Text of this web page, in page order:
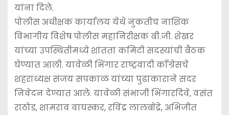
यांना दिले.
पोलीस अधीक्षक कार्यालय येथे नुकतीच नाशिक
विभागीय विशेष पोलीस महानिरीक्षक बी.जी. शेखर
यांच्या उपस्थितीमध्ये शांतता कमिटी सदस्यांची बैठक
घेण्यात आली. यावेळी भिंगार राष्ट्रवादी काँग्रेसचे
शहराध्यक्ष संजय सपकाळ यांच्या पुढाकाराने सदर
निवेदन देण्यात आले. यावेळी संभाजी भिंगारदिवे, वसंत
राठोड, शामराव वाघस्कर, रविंद्र लालबोंद्रे, अभिजीत